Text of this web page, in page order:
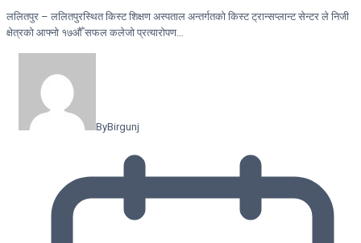
ललितपुर – ललितपुरस्थित किस्ट शिक्षण अस्पताल अन्तर्गतको किस्ट ट्रान्सप्लान्ट सेन्टर ले निजी
क्षेत्रको आफ्नो १७औँ सफल कलेजो प्रत्यारोपण…
ByBirgunj